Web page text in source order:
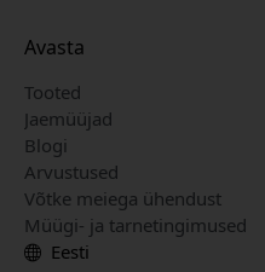
Avasta
Tooted
Jaemüüjad
Blogi
Arvustused
Võtke meiega ühendust
Müügi- ja tarnetingimused
Eesti